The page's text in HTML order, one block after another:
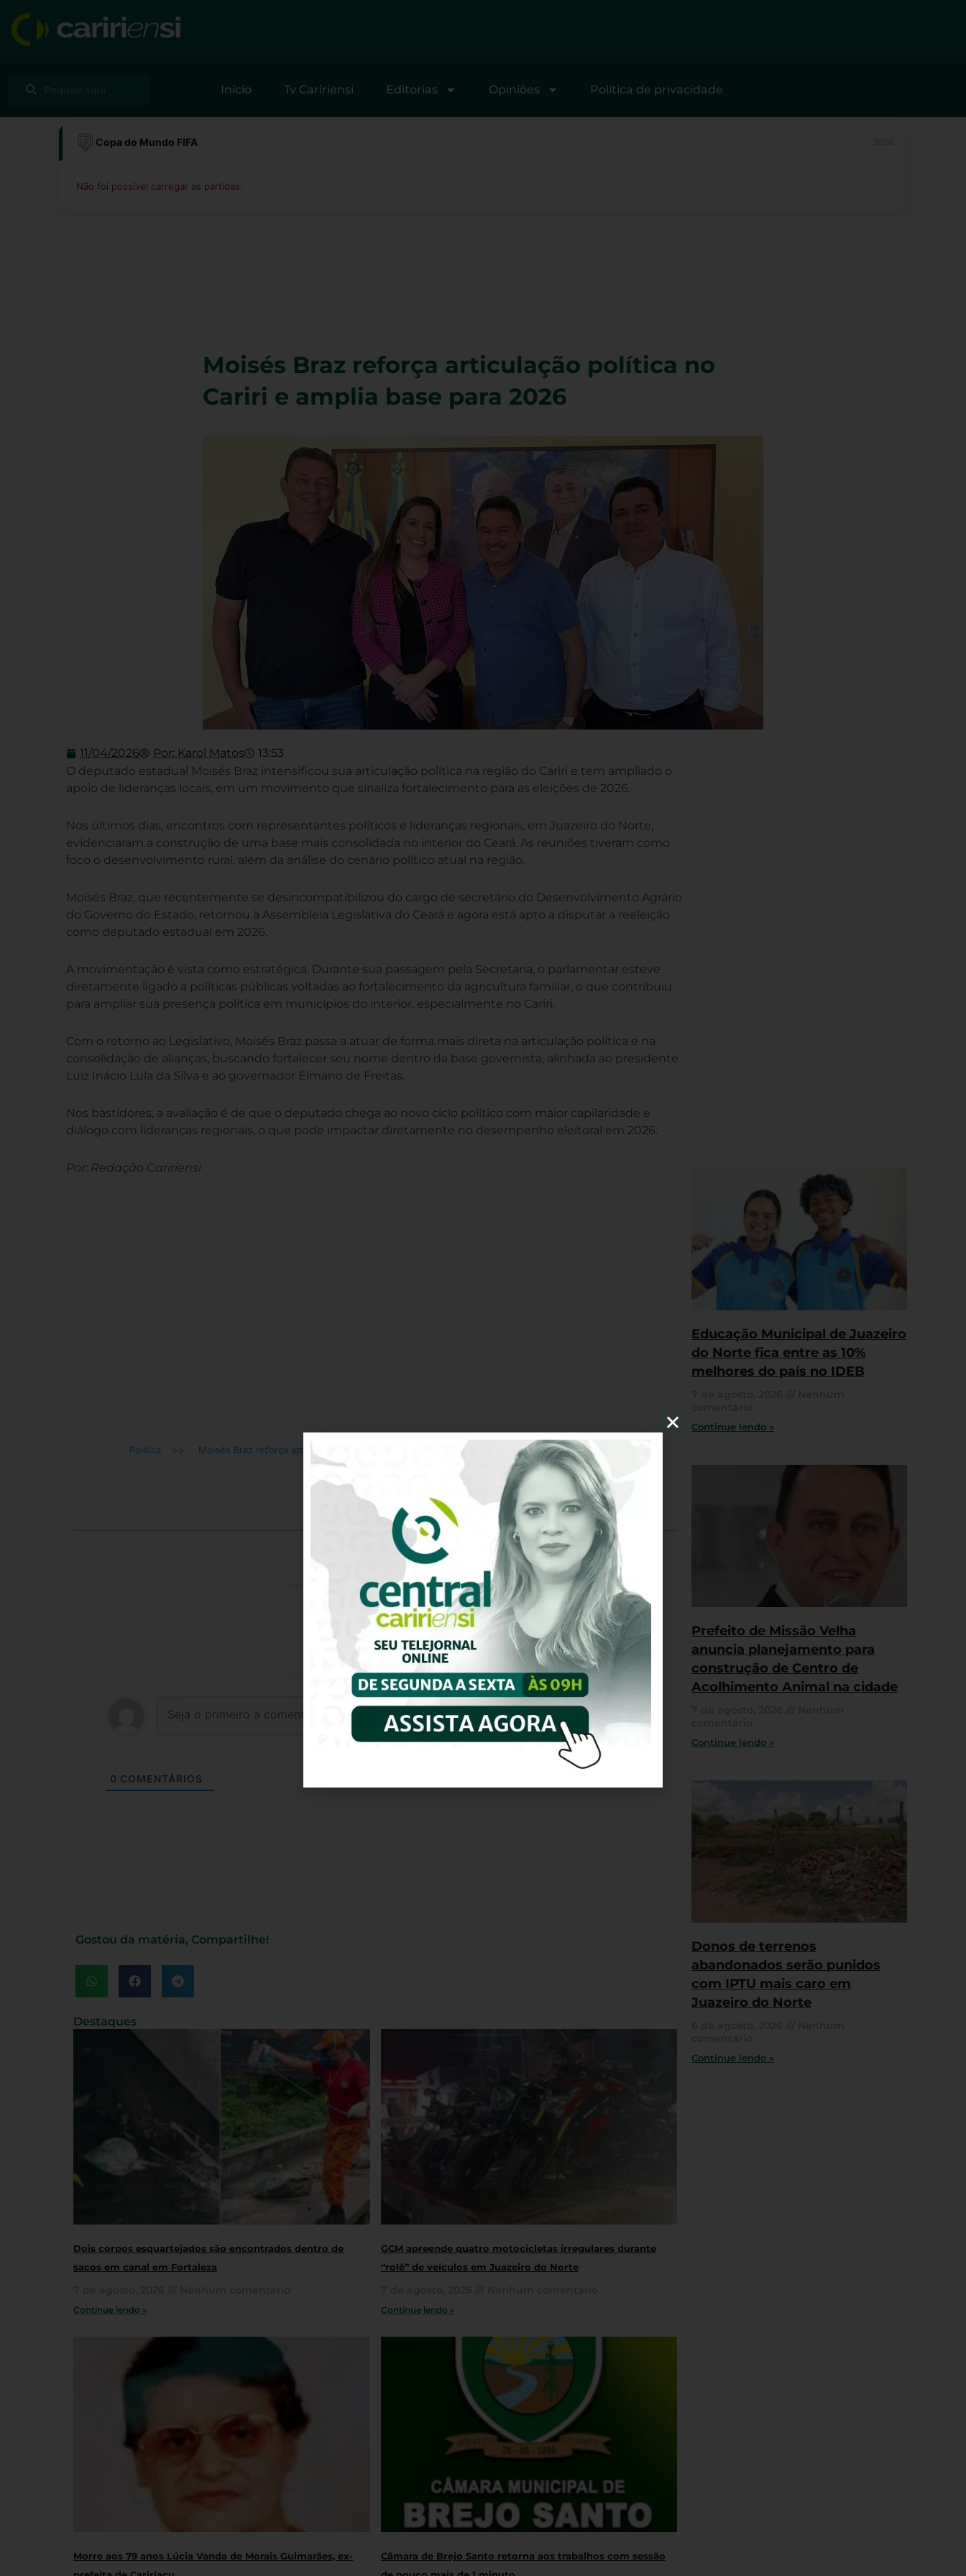
para
Pesquisar
Início Tv Caririensi Editorias Opiniões Política de privacidade
Copa do Mundo FIFA
Não foi possível carregar as partidas.
Moisés Braz reforça articulação política no
Cariri e amplia base para 2026
11/04/2026 Por: Karol Matos
13:53
O deputado estadual Moisés Braz intensificou sua articulação política na região do Cariri e tem ampliado o
apoio de lideranças locais, em um movimento que sinaliza fortalecimento para as eleições de 2026.
Nos últimos dias, encontros com representantes políticos e lideranças regionais, em Juazeiro do Norte,
evidenciaram a construção de uma base mais consolidada no interior do Ceará. As reuniões tiveram como
foco o desenvolvimento rural, além da análise do cenário político atual na região.
Moisés Braz, que recentemente se desincompatibilizou do cargo de secretário do Desenvolvimento Agrário
do Governo do Estado, retornou à Assembleia Legislativa do Ceará e agora está apto a disputar a reeleição
como deputado estadual em 2026.
A movimentação é vista como estratégica. Durante sua passagem pela Secretaria, o parlamentar esteve
diretamente ligado a políticas públicas voltadas ao fortalecimento da agricultura familiar, o que contribuiu
para ampliar sua presença política em municípios do interior, especialmente no Cariri.
Com o retorno ao Legislativo, Moisés Braz passa a atuar de forma mais direta na articulação política e na
consolidação de alianças, buscando fortalecer seu nome dentro da base governista, alinhada ao presidente
Luiz Inácio Lula da Silva e ao governador Elmano de Freitas.
Nos bastidores, a avaliação é de que o deputado chega ao novo ciclo político com maior capilaridade e
diálogo com lideranças regionais, o que pode impactar diretamente no desempenho eleitoral em 2026.
Por: Redação Caririensi
Política >> Moisés Braz reforça articulação política
Avaliação do artigo
0 COMENTÁRIOS
Gostou da matéria, Compartilhe!
Destaques
Dois corpos esquartejados são encontrados dentro de
sacos em canal em Fortaleza
Continue lendo »
GCM apreende quatro motocicletas irregulares durante
“rolê” de veículos em Juazeiro do Norte
Continue lendo »
Morre aos 79 anos Lúcia Vanda de Morais Guimarães, ex-
Câmara de Brejo Santo retorna aos trabalhos com sessão
Educação Municipal de Juazeiro
do Norte fica entre as 10%
melhores do país no IDEB
Continue lendo »
Prefeito de Missão Velha
anuncia planejamento para
construção de Centro de
Acolhimento Animal na cidade
Continue lendo »
Donos de terrenos
abandonados serão punidos
com IPTU mais caro em
Juazeiro do Norte
Continue lendo »